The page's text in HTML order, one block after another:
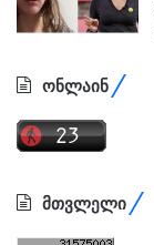
ონლაინ
მთვლელი